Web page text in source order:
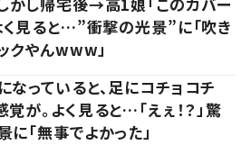
く見ると…”衝撃の光景”に「吹き
クやんwww」
なっていると、足にコチョコチ
覚が。よく見ると…「えぇ！？」驚
に「無事でよかった」